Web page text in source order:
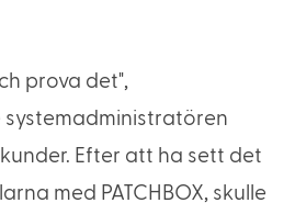
prova det",
Efter att ha sett det
med PATCHBOX, skulle